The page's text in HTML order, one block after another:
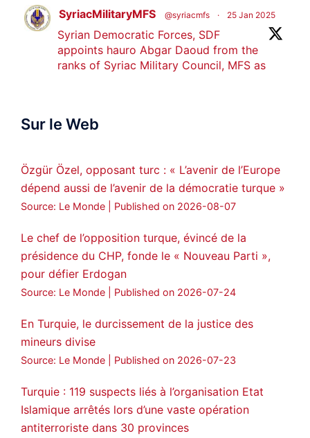
SyriacMilitaryMFS @syriacmfs · 25 Jan 2025
Syrian Democratic Forces, SDF
appoints hauro Abgar Daoud from the
ranks of Syriac Military Council, MFS as
ܟܫܝܪܘܬܐ ܒܘܠܝܬܐ ܚܘܪܐ ܐܒܓܪ
Amitiés kurdes de Bretagne a retweeté
MedyaNews @medyanews_ · 24 Jan 2025
statement on Abdullah Öcalan meeting
#AbdullahÖcalan
#ImralıIsland
🔗https://medyanews.rs/h4lwBwQ
Sur le Web
Özgür Özel, opposant turc : « L’avenir de l’Europe
dépend aussi de l’avenir de la démocratie turque »
Source: Le Monde Published on 2026-08-07
Le chef de l’opposition turque, évincé de la
présidence du CHP, fonde le « Nouveau Parti »,
pour défier Erdogan
Source: Le Monde Published on 2026-07-24
En Turquie, le durcissement de la justice des
mineurs divise
Source: Le Monde Published on 2026-07-23
Turquie : 119 suspects liés à l’organisation Etat
Islamique arrêtés lors d’une vaste opération
antiterroriste dans 30 provinces